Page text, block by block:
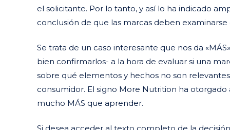
el solicitante. Por lo tanto, y así lo ha indicado
conclusión de que las marcas deben
Se trata de un caso interesante que nos da
bien confirmarlos- a la hora de evaluar si una
sobre qué elementos y hechos no son
consumidor. El signo More Nutrition ha
mucho MÁS que aprender.
Si desea acceder al texto completo de la